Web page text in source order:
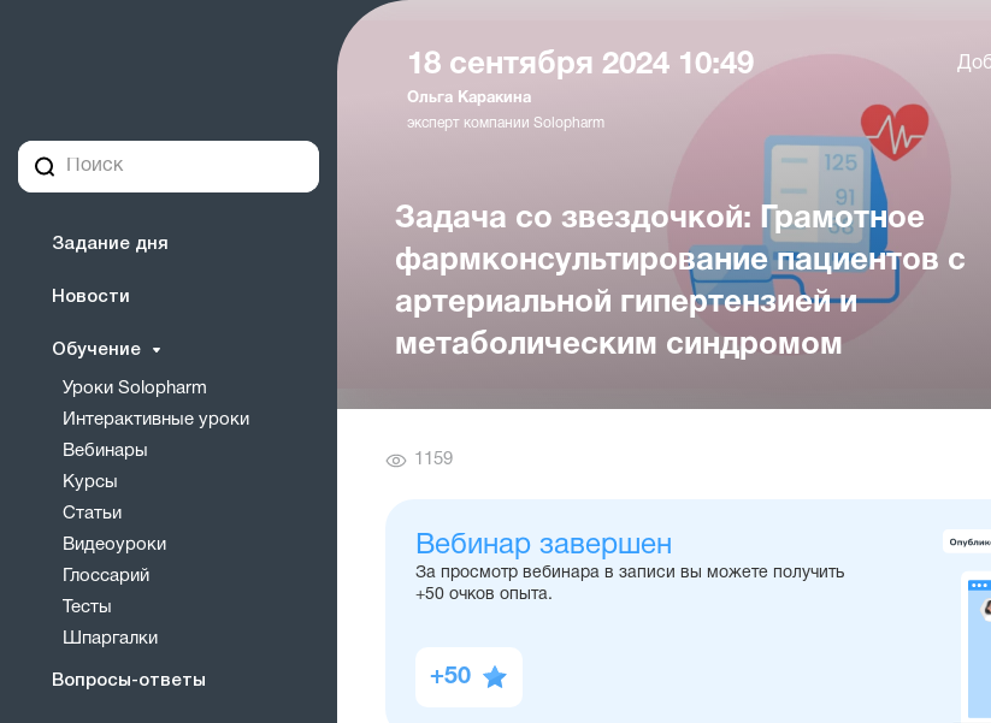
Задание дня
Новости
Обучение
Уроки Solopharm
Интерактивные уроки
Вебинары
Курсы
Статьи
Видеоуроки
Глоссарий
Тесты
Шпаргалки
Вопросы-ответы
18 сентября 2024 10:49
Ольга Каракина
эксперт компании Solopharm
Задача со звездочкой: Грамотное
фармконсультирование пациентов с
артериальной гипертензией и
метаболическим синдромом
Количество
1159
Вебинар завершен
За просмотр вебинара в записи вы можете получить
+50 очков опыта.
+50